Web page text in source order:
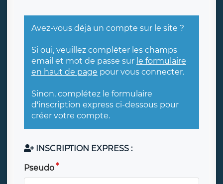
Avez-vous déjà un compte sur le site ?
Si oui, veuillez compléter les champs
email et mot de passe sur le formulaire
en haut de page pour vous connecter.
Sinon, complétez le formulaire
d'inscription express ci-dessous pour
créer votre compte.
INSCRIPTION EXPRESS :
Pseudo